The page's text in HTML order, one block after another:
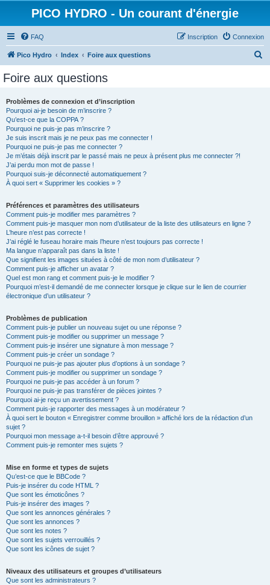
PICO HYDRO - Un courant d'énergie
FAQ Connexion
Inscription
Pico Hydro Index Foire aux questions
Foire aux questions
Problèmes de connexion et d’inscription
Pourquoi ai-je besoin de m’inscrire ?
Qu’est-ce que la COPPA ?
Pourquoi ne puis-je pas m’inscrire ?
Je suis inscrit mais je ne peux pas me connecter !
Pourquoi ne puis-je pas me connecter ?
Je m’étais déjà inscrit par le passé mais ne peux à présent plus me connecter ?!
J’ai perdu mon mot de passe !
Pourquoi suis-je déconnecté automatiquement ?
À quoi sert « Supprimer les cookies » ?
Préférences et paramètres des utilisateurs
Comment puis-je modifier mes paramètres ?
Comment puis-je masquer mon nom d’utilisateur de la liste des utilisateurs en ligne ?
L’heure n’est pas correcte !
J’ai réglé le fuseau horaire mais l’heure n’est toujours pas correcte !
Ma langue n’apparaît pas dans la liste !
Que signifient les images situées à côté de mon nom d’utilisateur ?
Comment puis-je afficher un avatar ?
Quel est mon rang et comment puis-je le modifier ?
Pourquoi m’est-il demandé de me connecter lorsque je clique sur le lien de courrier
électronique d’un utilisateur ?
Problèmes de publication
Comment puis-je publier un nouveau sujet ou une réponse ?
Comment puis-je modifier ou supprimer un message ?
Comment puis-je insérer une signature à mon message ?
Comment puis-je créer un sondage ?
Pourquoi ne puis-je pas ajouter plus d’options à un sondage ?
Comment puis-je modifier ou supprimer un sondage ?
Pourquoi ne puis-je pas accéder à un forum ?
Pourquoi ne puis-je pas transférer de pièces jointes ?
Pourquoi ai-je reçu un avertissement ?
Comment puis-je rapporter des messages à un modérateur ?
À quoi sert le bouton « Enregistrer comme brouillon » affiché lors de la rédaction d’un
sujet ?
Pourquoi mon message a-t-il besoin d’être approuvé ?
Comment puis-je remonter mes sujets ?
Mise en forme et types de sujets
Qu’est-ce que le BBCode ?
Puis-je insérer du code HTML ?
Que sont les émoticônes ?
Puis-je insérer des images ?
Que sont les annonces générales ?
Que sont les annonces ?
Que sont les notes ?
Que sont les sujets verrouillés ?
Que sont les icônes de sujet ?
Niveaux des utilisateurs et groupes d’utilisateurs
Que sont les administrateurs ?